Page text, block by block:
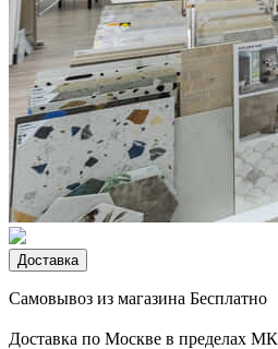
Доставка
Самовывоз из магазина Бесплатно
Доставка по Москве в пределах